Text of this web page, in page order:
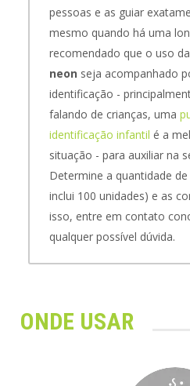
pessoas e as guiar
mesmo quando há uma
recomendado que o uso da
neon seja acompanhado
identificação -
falando de crianças, uma
identificação infantil é a
situação - para auxiliar na
Determine a quantidade
inclui 100 unidades) e as
isso, entre em contato
qualquer possível dúvida.
ONDE USAR